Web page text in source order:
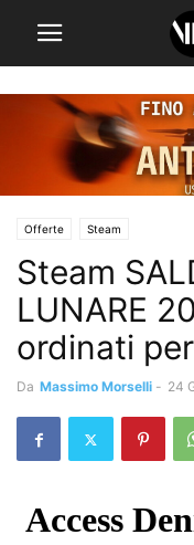
Offerte Steam
Steam
LUNARE
ordinati
Da Massimo Morselli - 24